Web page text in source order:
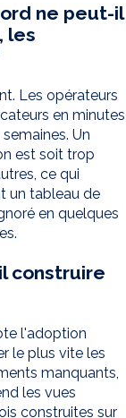
ne peut-il
les
Les opérateurs
en minutes
Un
est soit trop
ce qui
un tableau de
en quelques
construire
l'adoption
le plus vite les
manquants,
les vues
construites sur